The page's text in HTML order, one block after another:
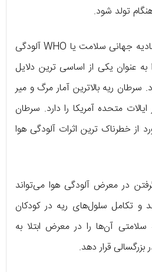
تولد شود.
سال 2013 اتحادیه جهانی سلامت یا WHO آلودگی
به‌ عنوان یکی از اساسی ترین دلایل
سرطان ریه بالاترین آمار مرگ و میر
متحده آمریکا را دارد. سرطان
مورد از 10 مورد از خطرناک ترین اثرات آلودگی هوا
در معرض آلودگی هوا می‌تواند
تکامل سلول‌های ریه در کودکان
آن‌ها را در معرض ابتلا به
قرار دهد.